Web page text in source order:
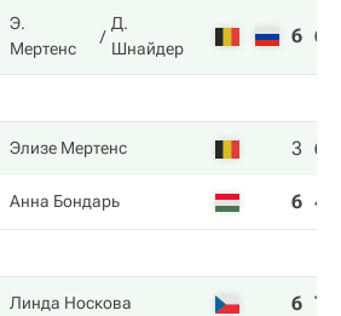
Э.
Мертенс
Д.
Шнайдер
6 6
Элизе Мертенс 3 6
Анна Бондарь 6 4
Линда Носкова 6 7